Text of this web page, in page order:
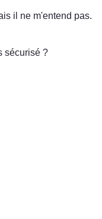
il ne m'entend pas.
sécurisé ?